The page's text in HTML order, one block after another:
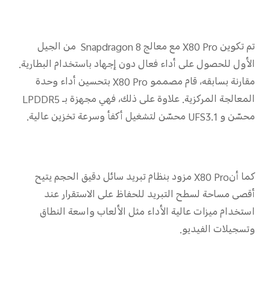
تم تكوين X80 Pro مع معالج Snapdragon 8 من الجيل
الأول للحصول على أداء فعال دون إجهاد باستخدام البطارية.
مقارنة بسابقه، قام مصممو X80 Pro بتحسين أداء وحدة
المعالجة المركزية. علاوة على ذلك، فهي مجهزة بـ LPDDR5
محسّن و UFS3.1 محسّن لتشغيل أكفأ وسرعة تخزين عالية.
كما أنX80 Pro مزود بنظام تبريد سائل دقيق الحجم يتيح
أقصى مساحة لسطح التبريد للحفاظ على الاستقرار عند
استخدام ميزات عالية الأداء مثل الألعاب واسعة النطاق
وتسجيلات الفيديو.